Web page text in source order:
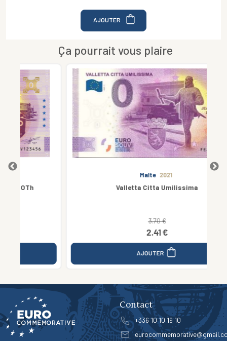
AJOUTER
Ça pourrait vous plaire
Valletta Citta Umilissima
Contact
+336 10 10 19 10